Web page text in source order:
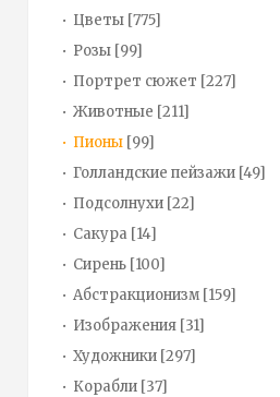
Цветы [775]
Розы [99]
Портрет сюжет [227]
Животные [211]
Пионы [99]
Голландские пейзажи [49]
Подсолнухи [22]
Сакура [14]
Сирень [100]
Абстракционизм [159]
Изображения [31]
Художники [297]
Корабли [37]